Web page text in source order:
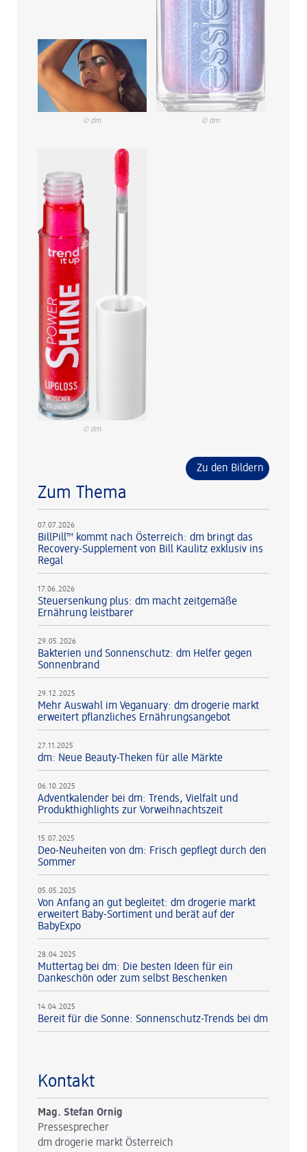
© dm © dm
© dm
Zu den Bildern
Zum Thema
07.07.2026
BillPill™ kommt nach Österreich: dm bringt das
Recovery-Supplement von Bill Kaulitz exklusiv ins
Regal
17.06.2026
Steuersenkung plus: dm macht zeitgemäße
Ernährung leistbarer
29.05.2026
Bakterien und Sonnenschutz: dm Helfer gegen
Sonnenbrand
29.12.2025
Mehr Auswahl im Veganuary: dm drogerie markt
erweitert pflanzliches Ernährungsangebot
27.11.2025
dm: Neue Beauty-Theken für alle Märkte
06.10.2025
Adventkalender bei dm: Trends, Vielfalt und
Produkthighlights zur Vorweihnachtszeit
15.07.2025
Deo-Neuheiten von dm: Frisch gepflegt durch den
Sommer
05.05.2025
Von Anfang an gut begleitet: dm drogerie markt
erweitert Baby-Sortiment und berät auf der
BabyExpo
28.04.2025
Muttertag bei dm: Die besten Ideen für ein
Dankeschön oder zum selbst Beschenken
14.04.2025
Bereit für die Sonne: Sonnenschutz-Trends bei dm
Kontakt
Mag. Stefan Ornig
Pressesprecher
dm drogerie markt Österreich